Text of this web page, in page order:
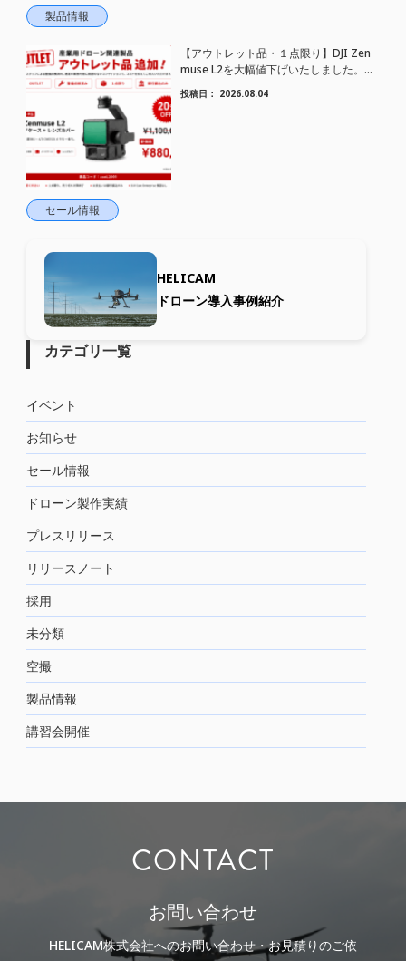
製品情報
セール情報
【アウトレット品・１点限り】DJI Zen
muse L2を大幅値下げいたしました。｜
HELICAM STORE
投稿日： 2026.08.04
HELICAM
ドローン導入事例紹介
カテゴリ一覧
イベント
お知らせ
セール情報
ドローン製作実績
プレスリリース
リリースノート
採用
未分類
空撮
製品情報
講習会開催
CONTACT
お問い合わせ
HELICAM株式会社へのお問い合わせ・お見積りのご依